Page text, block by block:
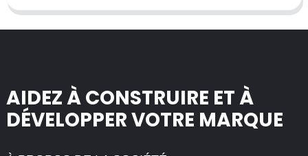
AIDEZ À CONSTRUIRE ET À
DÉVELOPPER VOTRE MARQUE